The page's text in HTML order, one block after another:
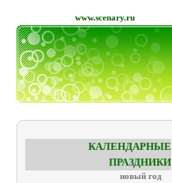
www.scenary.ru
КАЛЕНДАРНЫЕ
ПРАЗДНИКИ
новый год